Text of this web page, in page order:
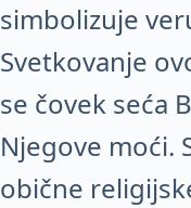
simbolizuje
Svetkovanje
se čovek seća
Njegove moći.
obične